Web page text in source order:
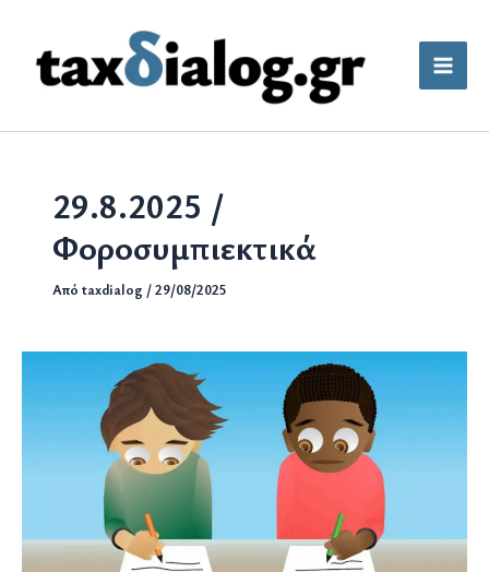
περιεχόμενο
29.8.2025 /
Φοροσυμπιεκτικά
Από taxdialog /29/08/2025